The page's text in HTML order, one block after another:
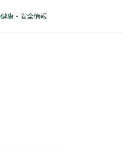
健康・安全情報